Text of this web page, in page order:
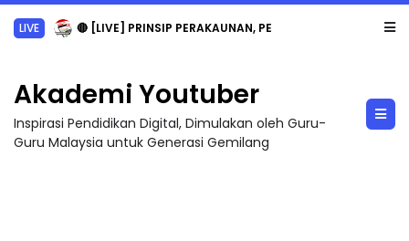
TRANSFORMASI DIGITAL GURU SIRI 7 : PAHLAWAN DIGITAL PENYELAMAT DUNIA
Akademi Youtuber
Inspirasi Pendidikan Digital, Dimulakan oleh Guru-
Guru Malaysia untuk Generasi Gemilang